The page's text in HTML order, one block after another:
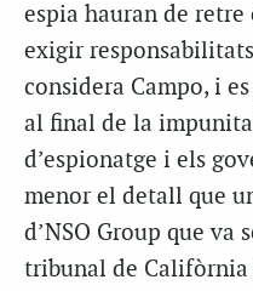
espia hauran de retre
exigir
considera Campo, i
al final de la
d’espionatge i els
menor el detall que
d’NSO Group que va
tribunal de Califòrnia